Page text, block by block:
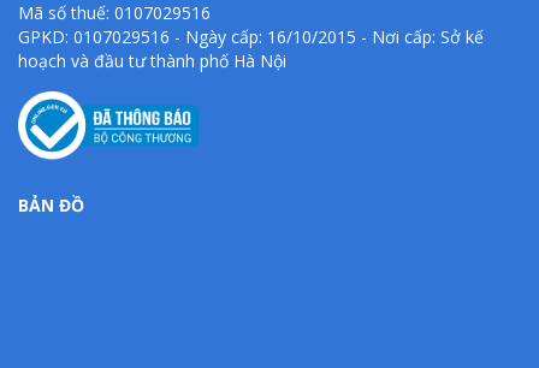
Mã số thuế: 0107029516
GPKD: 0107029516 - Ngày cấp: 16/10/2015 - Nơi cấp: Sở kế
hoạch và đầu tư thành phố Hà Nội
BẢN ĐỒ